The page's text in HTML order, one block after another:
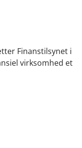
Finanstilsynet i
virksomhed et